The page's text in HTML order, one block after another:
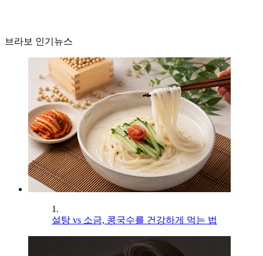
브라보 인기뉴스
1.
설탕 vs 소금, 콩국수를 건강하게 먹는 법